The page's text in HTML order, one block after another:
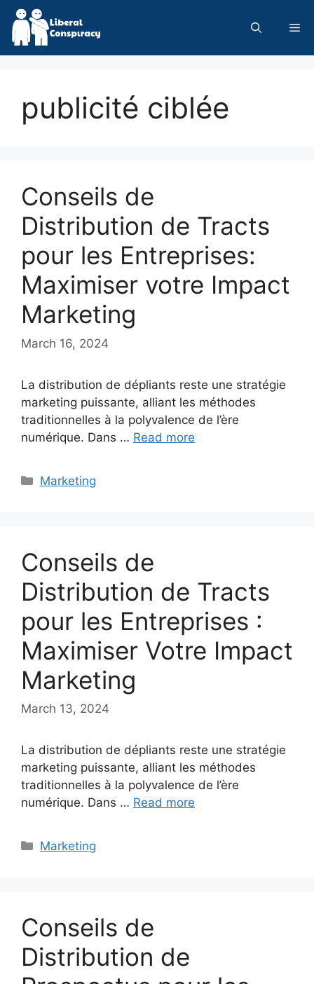
Skip
content
publicité ciblée
Conseils de
Distribution de Tracts
pour les Entreprises:
Maximiser votre Impact
Marketing
March 16, 2024
La distribution de dépliants reste une stratégie
marketing puissante, alliant les méthodes
traditionnelles à la polyvalence de l’ère
numérique. Dans … Read more
Categories
Marketing
Conseils de
Distribution de Tracts
pour les Entreprises :
Maximiser Votre Impact
Marketing
March 13, 2024
La distribution de dépliants reste une stratégie
marketing puissante, alliant les méthodes
traditionnelles à la polyvalence de l’ère
numérique. Dans … Read more
Categories
Marketing
Conseils de
Distribution de